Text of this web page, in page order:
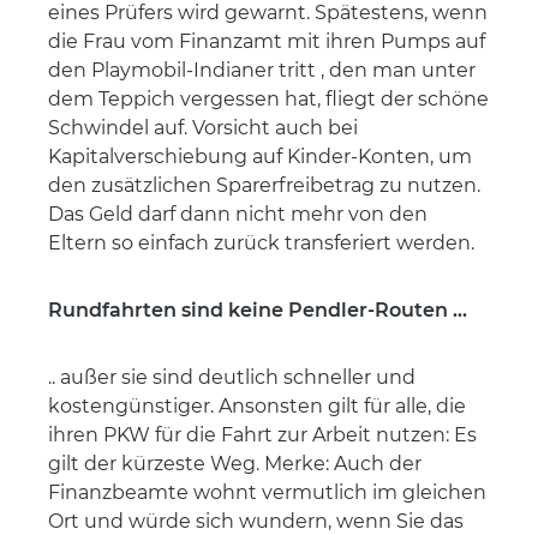
eines Prüfers wird gewarnt. Spätestens, wenn
die Frau vom Finanzamt mit ihren Pumps auf
den Playmobil-Indianer tritt , den man unter
dem Teppich vergessen hat, fliegt der schöne
Schwindel auf. Vorsicht auch bei
Kapitalverschiebung auf Kinder-Konten, um
den zusätzlichen Sparerfreibetrag zu nutzen.
Das Geld darf dann nicht mehr von den
Eltern so einfach zurück transferiert werden.
Rundfahrten sind keine Pendler-Routen ...
.. außer sie sind deutlich schneller und
kostengünstiger. Ansonsten gilt für alle, die
ihren PKW für die Fahrt zur Arbeit nutzen: Es
gilt der kürzeste Weg. Merke: Auch der
Finanzbeamte wohnt vermutlich im gleichen
Ort und würde sich wundern, wenn Sie das